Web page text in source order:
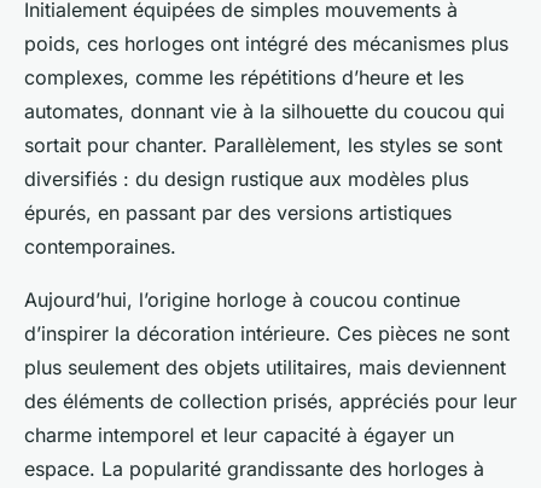
Initialement équipées de simples mouvements à
poids, ces horloges ont intégré des mécanismes plus
complexes, comme les répétitions d’heure et les
automates, donnant vie à la silhouette du coucou qui
sortait pour chanter. Parallèlement, les styles se sont
diversifiés : du design rustique aux modèles plus
épurés, en passant par des versions artistiques
contemporaines.
Aujourd’hui, l’origine horloge à coucou continue
d’inspirer la décoration intérieure. Ces pièces ne sont
plus seulement des objets utilitaires, mais deviennent
des éléments de collection prisés, appréciés pour leur
charme intemporel et leur capacité à égayer un
espace. La popularité grandissante des horloges à